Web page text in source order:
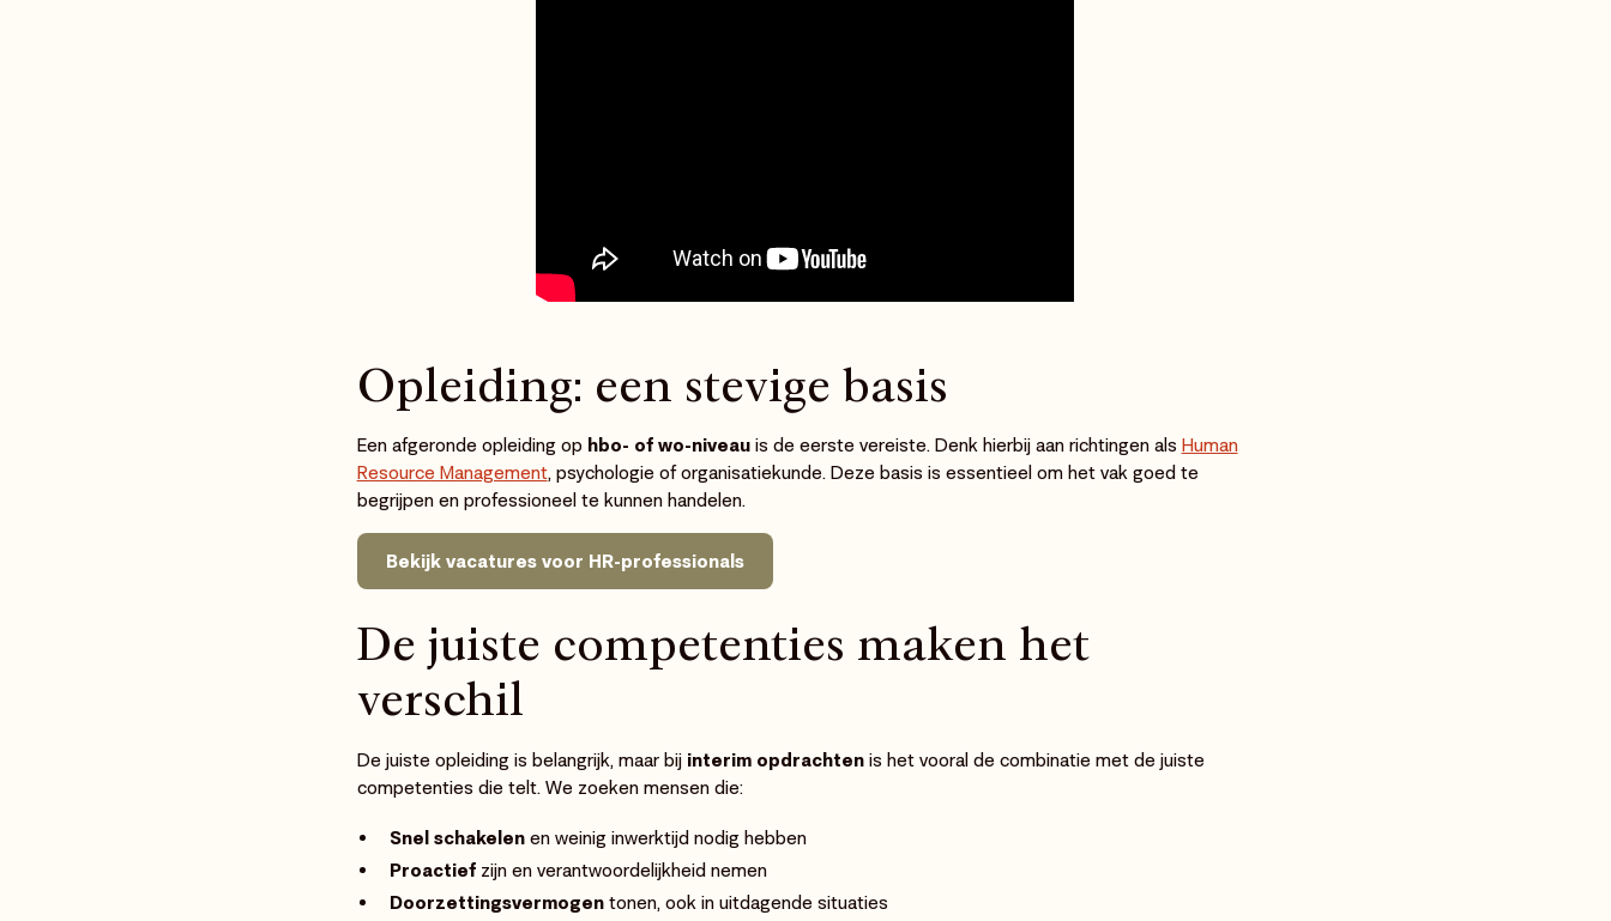
Opleiding: een stevige basis
Een afgeronde opleiding op hbo- of wo-niveauis de eerste vereiste. Denk hierbij aan richtingen als Human
Resource Management, psychologie of organisatiekunde. Deze basis is essentieel om het vak goed te
begrijpen en professioneel te kunnen handelen.
Bekijk vacatures voor HR-professionals
De juiste competenties maken het
verschil
De juiste opleiding is belangrijk, maar bij interim opdrachtenis het vooral de combinatie met de juiste
competenties die telt. We zoeken mensen die:
Snel schakelenen weinig inwerktijd nodig hebben
Proactiefzijn en verantwoordelijkheid nemen
Doorzettingsvermogentonen, ook in uitdagende situaties